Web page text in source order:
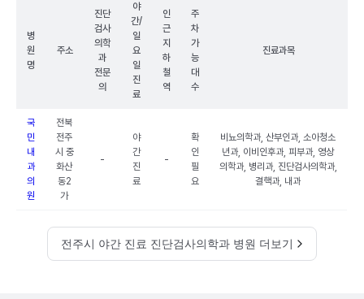
병
원
명
주소
진단
검사
의학
과
전문
의
야
간/
일
요
일
진
료
인
근
지
하
철
역
주
차
가
능
대
수
진료과목
국
민
내
과
의
원
전북
전주
시 중
화산
동2
가
-
야
간
진
료
-
확
인
필
요
비뇨의학과, 산부인과, 소아청소
년과, 이비인후과, 피부과, 영상
의학과, 병리과, 진단검사의학과,
결핵과, 내과
전주시 야간 진료 진단검사의학과 병원 더보기